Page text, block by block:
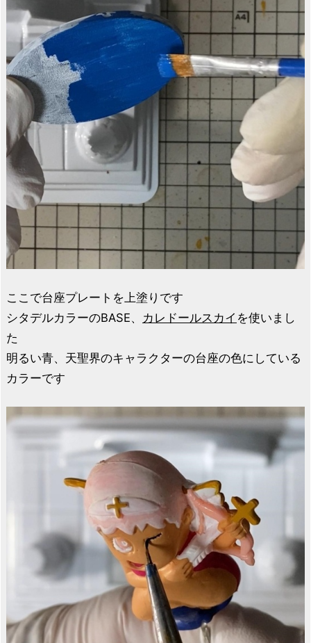
ここで台座プレートを上塗りです
シタデルカラーのBASE、 カレドールスカイ を使いまし
た
明るい青、天聖界のキャラクターの台座の色にしている
カラーです